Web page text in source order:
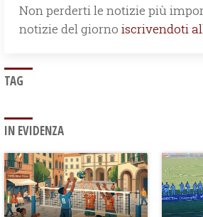
Non perderti le notizie più
notizie del giorno iscrivendoti
TAG
IN EVIDENZA